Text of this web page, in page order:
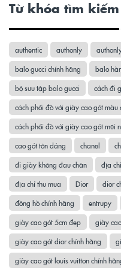
Từ khóa tìm kiếm
authentic authonly
balo gucci chính hãng
balo
bộ sưu tập balo gucci
cách đi
cách phối đồ với giày cao gót màu
cách phối đồ với giày cao gót mũi
cao gót tôn dáng
chanel
đi giày không đau chân
địa
địa chỉ thu mua
Dior dior
đồng hồ chính hãng
entrupy
giày cao gót 5cm đẹp
giày
giày cao gót dior chính hãng
giày cao gót louis vuitton chính